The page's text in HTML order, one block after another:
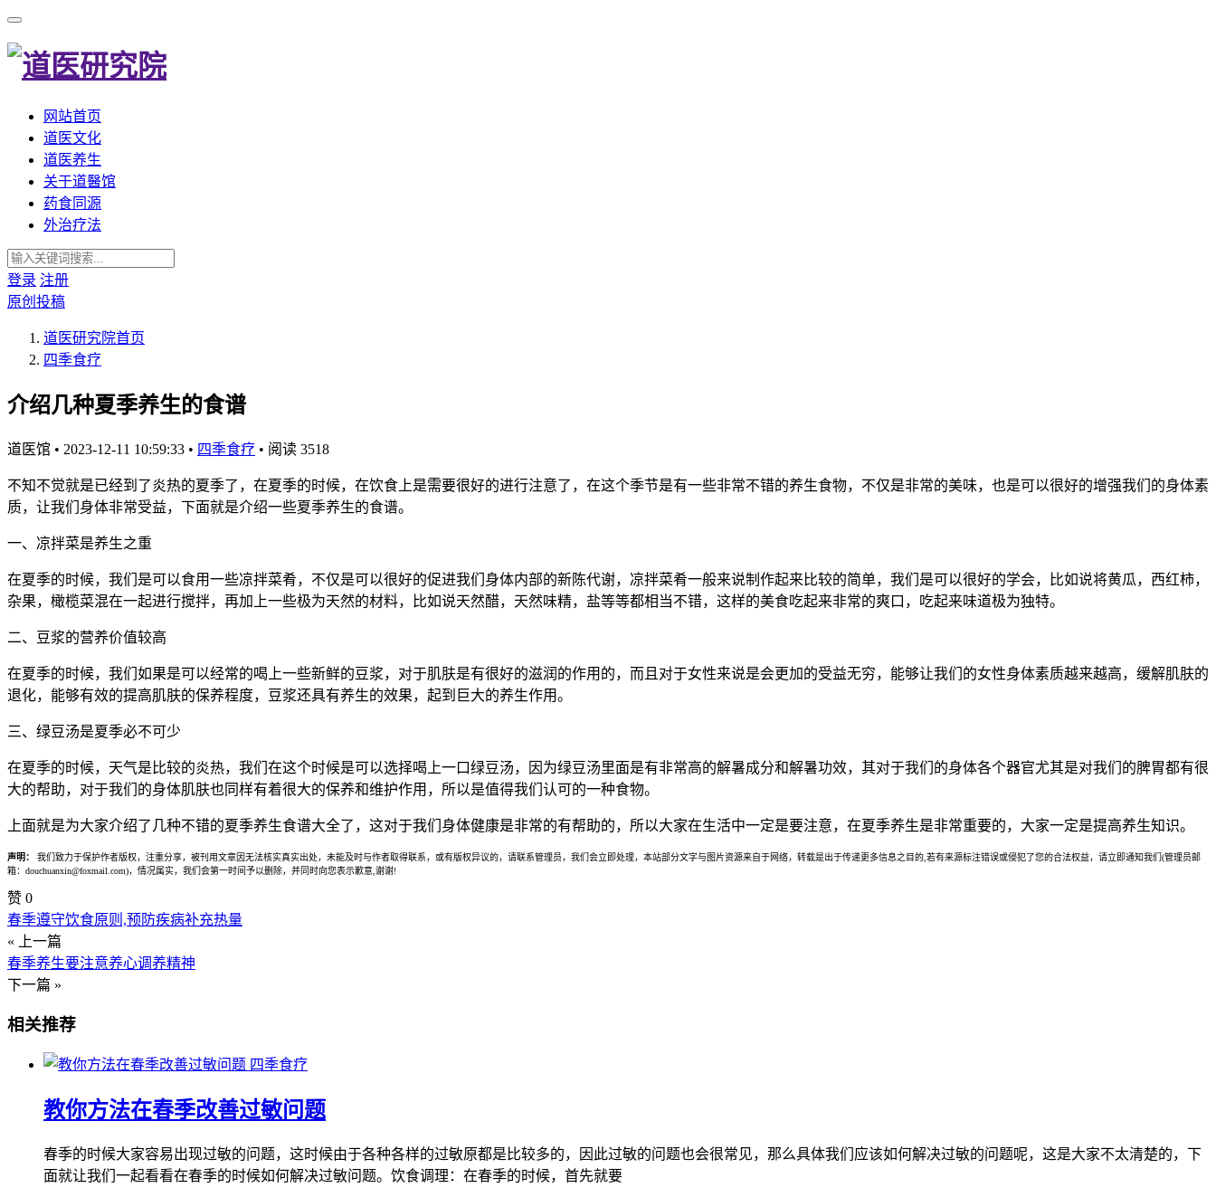
网站首页
道医文化
道医养生
关于道醫馆
药食同源
外治疗法
登录 注册
原创投稿
道医研究院首页
四季食疗
介绍几种夏季养生的食谱
道医馆 • 2023-12-11 10:59:33 • 四季食疗 • 阅读 3518
不知不觉就是已经到了炎热的夏季了，在夏季的时候，在饮食上是需要很好的进行注意了，在这个季节是有一些非常不错的养生食物，不仅是非常的美味，也是可以很好的增强我们的身体素
质，让我们身体非常受益，下面就是介绍一些夏季养生的食谱。
一、凉拌菜是养生之重
在夏季的时候，我们是可以食用一些凉拌菜肴，不仅是可以很好的促进我们身体内部的新陈代谢，凉拌菜肴一般来说制作起来比较的简单，我们是可以很好的学会，比如说将黄瓜，西红柿，
杂果，橄榄菜混在一起进行搅拌，再加上一些极为天然的材料，比如说天然醋，天然味精，盐等等都相当不错，这样的美食吃起来非常的爽口，吃起来味道极为独特。
二、豆浆的营养价值较高
在夏季的时候，我们如果是可以经常的喝上一些新鲜的豆浆，对于肌肤是有很好的滋润的作用的，而且对于女性来说是会更加的受益无穷，能够让我们的女性身体素质越来越高，缓解肌肤的
退化，能够有效的提高肌肤的保养程度，豆浆还具有养生的效果，起到巨大的养生作用。
三、绿豆汤是夏季必不可少
在夏季的时候，天气是比较的炎热，我们在这个时候是可以选择喝上一口绿豆汤，因为绿豆汤里面是有非常高的解暑成分和解暑功效，其对于我们的身体各个器官尤其是对我们的脾胃都有很
大的帮助，对于我们的身体肌肤也同样有着很大的保养和维护作用，所以是值得我们认可的一种食物。
上面就是为大家介绍了几种不错的夏季养生食谱大全了，这对于我们身体健康是非常的有帮助的，所以大家在生活中一定是要注意，在夏季养生是非常重要的，大家一定是提高养生知识。
声明：
我们致力于保护作者版权，注重分享，被刊用文章因无法核实真实出处，未能及时与作者取得联系，或有版权异议的，请联系管理员，我们会立即处理，本站部分文字与图片资源来自于网络，转载是出于传递更多信息之目的,若有来源标注错误或侵犯了您的合法权益，请立即通知我们(管理员邮
箱：douchuanxin@foxmail.com)，情况属实，我们会第一时间予以删除，并同时向您表示歉意,谢谢!
赞 0
春季遵守饮食原则,预防疾病补充热量
« 上一篇
春季养生要注意养心调养精神
下一篇 »
相关推荐
四季食疗
教你方法在春季改善过敏问题
春季的时候大家容易出现过敏的问题，这时候由于各种各样的过敏原都是比较多的，因此过敏的问题也会很常见，那么具体我们应该如何解决过敏的问题呢，这是大家不太清楚的，下
面就让我们一起看看在春季的时候如何解决过敏问题。饮食调理：在春季的时候，首先就要